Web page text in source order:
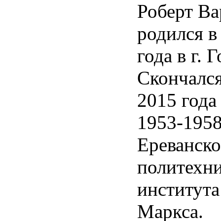
Роберт
родился
года в г.
2015
1953-
Маркса.